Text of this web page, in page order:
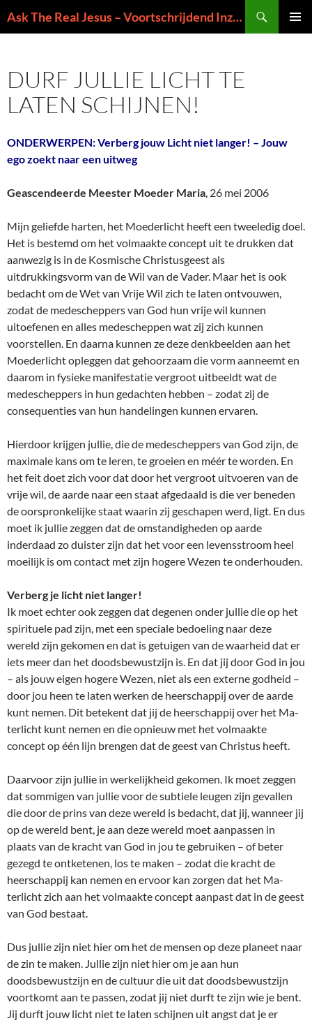
naar
Ask The Real Jesus – Voortschrijdend Inzicht in de Zin van het Leven
DURF JULLIE LICHT TE
LATEN SCHIJNEN!
ONDERWERPEN: Verberg jouw Licht niet langer! – Jouw
ego zoekt naar een uitweg
Geascendeerde Meester Moeder Maria, 26 mei 2006
Mijn geliefde harten, het Moederlicht heeft een tweeledig doel.
Het is bestemd om het volmaakte concept uit te drukken dat
aanwezig is in de Kosmische Christusgeest als
uitdrukkingsvorm van de Wil van de Vader. Maar het is ook
bedacht om de Wet van Vrije Wil zich te laten ontvouwen,
zodat de medescheppers van God hun vrije wil kunnen
uitoefenen en alles medescheppen wat zij zich kunnen
voorstellen. En daarna kunnen ze deze denkbeelden aan het
Moederlicht opleggen dat gehoorzaam die vorm aanneemt en
daarom in fysieke manifestatie vergroot uitbeeldt wat de
medescheppers in hun gedachten hebben – zodat zij de
consequenties van hun handelingen kunnen ervaren.
Hierdoor krijgen jullie, die de medescheppers van God zijn, de
maximale kans om te leren, te groeien en méér te worden. En
het feit doet zich voor dat door het vergroot uitvoeren van de
vrije wil, de aarde naar een staat afgedaald is die ver beneden
de oorspronkelijke staat waarin zij geschapen werd, ligt. En dus
moet ik jullie zeggen dat de omstandigheden op aarde
inderdaad zo duister zijn dat het voor een levensstroom heel
moeilijk is om contact met zijn hogere Wezen te onderhouden.
Verberg je licht niet langer!
Ik moet echter ook zeggen dat degenen onder jullie die op het
spirituele pad zijn, met een speciale bedoeling naar deze
wereld zijn gekomen en dat is getuigen van de waarheid dat er
iets meer dan het doodsbewustzijn is. En dat jij door God in jou
– als jouw eigen hogere Wezen, niet als een externe godheid –
door jou heen te laten werken de heerschappij over de aarde
kunt nemen. Dit betekent dat jij de heerschappij over het Ma-
terlicht kunt nemen en die opnieuw met het volmaakte
concept op één lijn brengen dat de geest van Christus heeft.
Daarvoor zijn jullie in werkelijkheid gekomen. Ik moet zeggen
dat sommigen van jullie voor de subtiele leugen zijn gevallen
die door de prins van deze wereld is bedacht, dat jij, wanneer jij
op de wereld bent, je aan deze wereld moet aanpassen in
plaats van de kracht van God in jou te gebruiken – of beter
gezegd te ontketenen, los te maken – zodat die kracht de
heerschappij kan nemen en ervoor kan zorgen dat het Ma-
terlicht zich aan het volmaakte concept aanpast dat in de geest
van God bestaat.
Dus jullie zijn niet hier om het de mensen op deze planeet naar
de zin te maken. Jullie zijn niet hier om je aan hun
doodsbewustzijn en de cultuur die uit dat doodsbewustzijn
voortkomt aan te passen, zodat jij niet durft te zijn wie je bent.
Jij durft jouw licht niet te laten schijnen uit angst dat je er